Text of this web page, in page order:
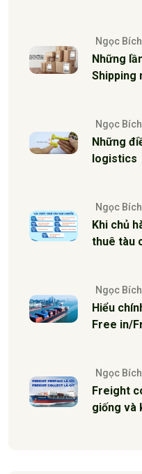
Ngọc Bích
Những
Shipping
Ngọc Bích
Những
logistics
Ngọc Bích
Khi chủ
thuê tàu
Ngọc Bích
Hiểu
Free in/
Ngọc Bích
Freight
giống và